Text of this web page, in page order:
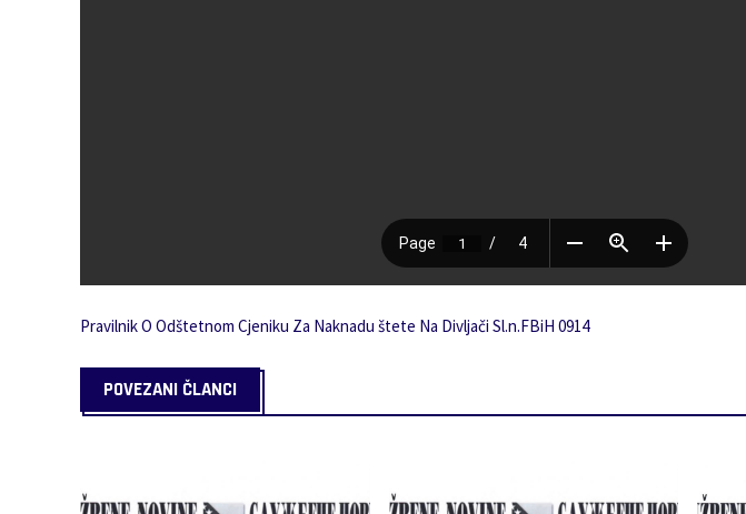
Pravilnik O Odštetnom Cjeniku Za Naknadu štete Na Divljači Sl.n.FBiH 0914
POVEZANI ČLANCI